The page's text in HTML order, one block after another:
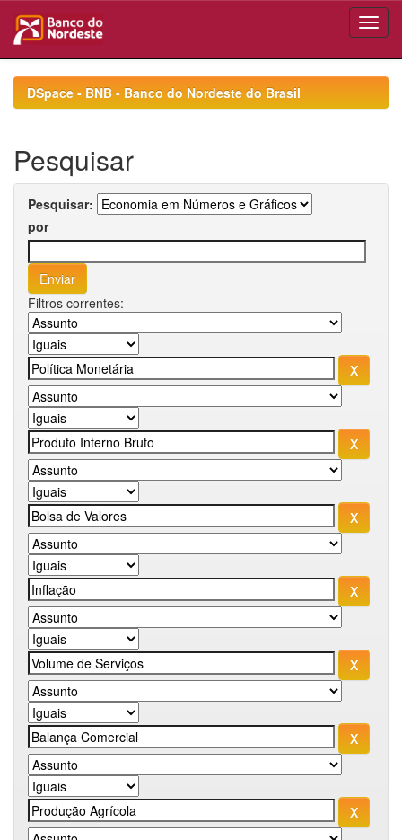
navigationDSpace - BNB - Banco do Nordeste do Brasil
Pesquisar
Pesquisar:
por
Filtros correntes: